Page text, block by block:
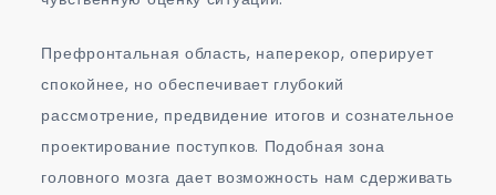
Префронтальная область, наперекор, оперирует
спокойнее, но обеспечивает глубокий
рассмотрение, предвидение итогов и сознательное
проектирование поступков. Подобная зона
головного мозга дает возможность нам сдерживать